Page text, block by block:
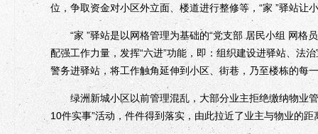
位，争取资金对小区外立面、楼道进行整修等，“家 ”驿站让
“家 ”驿站是以网格管理为基础的“党支部 居民小组 网格
配强工作力量，发挥“六进”功能，即：组织建设进驿站、法
警务进驿站，将工作触角延伸到小区、街巷，乃至楼栋的每
绿洲新城小区以前管理混乱，大部分业主拒绝缴纳物业管
10件实事”活动，件件得到落实，由此拉近了业主与物业的